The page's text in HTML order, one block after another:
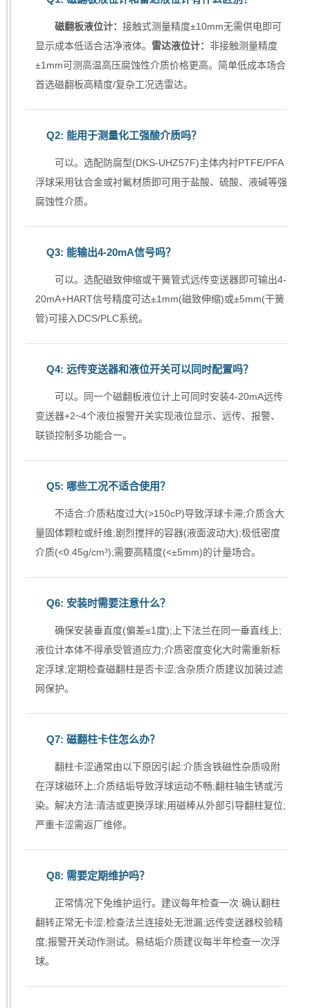
磁翻板液位计： 接触式测量精度±10mm无需供电即可
显示成本低适合洁净液体。 雷达液位计： 非接触测量精度
±1mm可测高温高压腐蚀性介质价格更高。简单低成本场合
首选磁翻板高精度/复杂工况选雷达。
Q2: 能用于测量化工强酸介质吗？
可以。选配防腐型(DKS-UHZ57F)主体内衬PTFE/PFA
浮球采用钛合金或衬氟材质即可用于盐酸、硫酸、液碱等强
腐蚀性介质。
Q3: 能输出4-20mA信号吗？
可以。选配磁致伸缩或干簧管式远传变送器即可输出4-
20mA+HART信号精度可达±1mm(磁致伸缩)或±5mm(干簧
管)可接入DCS/PLC系统。
Q4: 远传变送器和液位开关可以同时配置吗？
可以。同一个磁翻板液位计上可同时安装4-20mA远传
变送器+2~4个液位报警开关实现液位显示、远传、报警、
联锁控制多功能合一。
Q5: 哪些工况不适合使用？
不适合:介质粘度过大(>150cP)导致浮球卡滞;介质含大
量固体颗粒或纤维;剧烈搅拌的容器(液面波动大);极低密度
介质(<0.45g/cm³);需要高精度(<±5mm)的计量场合。
Q6: 安装时需要注意什么？
确保安装垂直度(偏差≤1度);上下法兰在同一垂直线上;
液位计本体不得承受管道应力;介质密度变化大时需重新标
定浮球;定期检查磁翻柱是否卡涩;含杂质介质建议加装过滤
网保护。
Q7: 磁翻柱卡住怎么办？
翻柱卡涩通常由以下原因引起:介质含铁磁性杂质吸附
在浮球磁环上;介质结垢导致浮球运动不畅;翻柱轴生锈或污
染。解决方法:清洁或更换浮球;用磁棒从外部引导翻柱复位;
严重卡涩需返厂维修。
Q8: 需要定期维护吗？
正常情况下免维护运行。建议每年检查一次:确认翻柱
翻转正常无卡涩;检查法兰连接处无泄漏;远传变送器校验精
度;报警开关动作测试。易结垢介质建议每半年检查一次浮
球。